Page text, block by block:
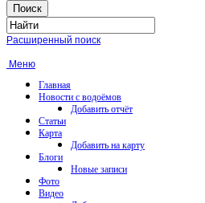
Расширенный поиск
Меню
Главная
Новости с водоёмов
Добавить отчёт
Статьи
Карта
Добавить на карту
Блоги
Новые записи
Фото
Видео